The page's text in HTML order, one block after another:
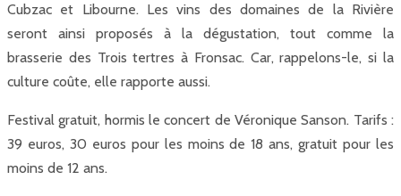
Cubzac et Libourne. Les vins des domaines de la Rivière
seront ainsi proposés à la dégustation, tout comme la
brasserie des Trois tertres à Fronsac. Car, rappelons-le, si la
culture coûte, elle rapporte aussi.
Festival gratuit, hormis le concert de Véronique Sanson. Tarifs :
39 euros, 30 euros pour les moins de 18 ans, gratuit pour les
moins de 12 ans.